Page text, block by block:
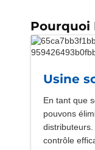
Pourquoi
Usine
En tant que
pouvons
contrôle